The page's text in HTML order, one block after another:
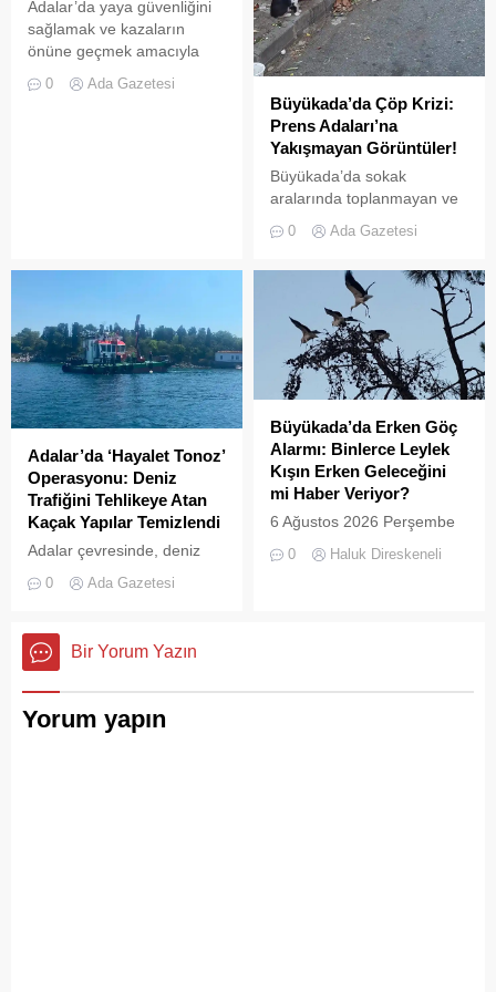
Denizlerdeki biyoçeşitliliğin
insan...
Adalar’da yaya güvenliğini
sağlamak ve kazaların
önüne geçmek amacıyla
kiralama yasağı” adeta hiçe
Koordinasyon Merkezi)
ticari amaçlı elektrikli bisiklet
ve scooter kiralama
faaliyetleri yasaklanmış
durumda....
0 Ada Gazetesi
Büyükada’da Çöp Krizi:
Prens Adaları’na
Yakışmayan Görüntüler!
Büyükada’da sokak
aralarında toplanmayan ve
tepkisine neden
aylarında hem yerli hem de
yabancı turistlerin akınına
uğrayan Büyükada’da,
çevre temizliği konusunda
yaşanan aksaklıklar adeta
pes dedirtti. Adanın tarihi ve
doğal güzellikleriyle süslü
sokaklarından yansıyan son
görüntüler, çevre sağlığı
açısından tehlike çanlarının
çaldığını gösteriyor. Çöpler
Konteynerlere Sığmıyor,...
0 Ada Gazetesi
Adalar’da ‘Hayalet Tonoz’
Operasyonu: Deniz
Trafiğini Tehlikeye Atan
Kaçak Yapılar Temizlendi
Adalar çevresinde, deniz
çevre kirliliğine neden olan
geniş çaplı bir temizlik ve
denetim operasyonu
0 Ada Gazetesi
Büyükada’da Erken Göç
Alarmı: Binlerce Leylek
Kışın Erken Geleceğini
mi Haber Veriyor?
6 Ağustos 2026 Perşembe
günü öğle saatlerinde, saat
14:00 sularında Büyükada
0 Haluk Direskeneli
Bir Yorum Yazın
Yorum yapın